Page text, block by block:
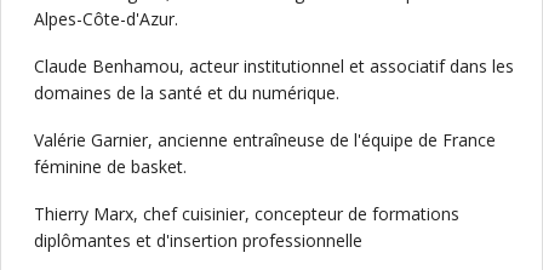
Alpes-Côte-d'Azur.
Claude Benhamou, acteur institutionnel et associatif dans les
domaines de la santé et du numérique.
Valérie Garnier, ancienne entraîneuse de l'équipe de France
féminine de basket.
Thierry Marx, chef cuisinier, concepteur de formations
diplômantes et d'insertion professionnelle